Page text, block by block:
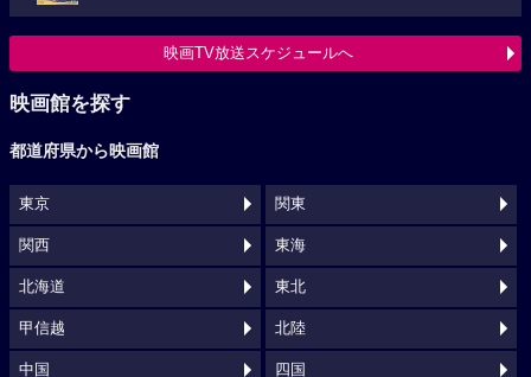
映画TV放送スケジュールへ
映画館を探す
都道府県から映画館
東京 関東
関西 東海
北海道 東北
甲信越 北陸
中国 四国